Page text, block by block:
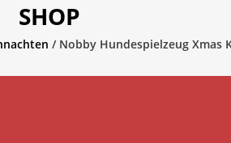
SHOP
/ Nobby Hundespielzeug Xmas